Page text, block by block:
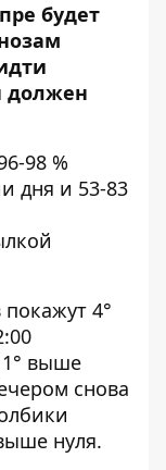
будет
должен
98 %
дня и 53-83
4°
выше
снова
нуля.